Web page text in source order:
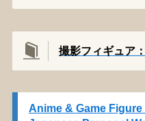
撮影フィギュア
Anime & Game